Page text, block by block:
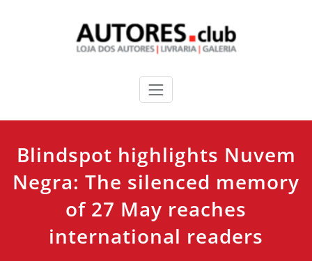
Blindspot highlights Nuvem
Negra: The silenced memory
of 27 May reaches
international readers